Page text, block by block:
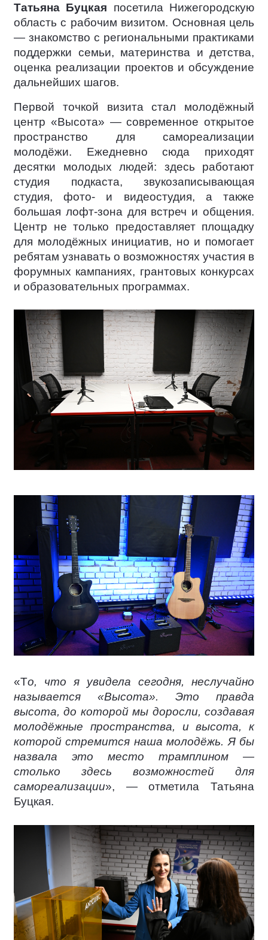
Татьяна Буцкая посетила Нижегородскую
область с рабочим визитом. Основная цель
— знакомство с региональными практиками
поддержки семьи, материнства и детства,
оценка реализации проектов и обсуждение
дальнейших шагов.
Первой точкой визита стал молодёжный
центр «Высота» — современное открытое
пространство для самореализации
молодёжи. Ежедневно сюда приходят
десятки молодых людей: здесь работают
студия подкаста, звукозаписывающая
студия, фото- и видеостудия, а также
большая лофт-зона для встреч и общения.
Центр не только предоставляет площадку
для молодёжных инициатив, но и помогает
ребятам узнавать о возможностях участия в
форумных кампаниях, грантовых конкурсах
и образовательных программах.
«То, что я увидела сегодня, неслучайно
называется «Высота». Это правда
высота, до которой мы доросли, создавая
молодёжные пространства, и высота, к
которой стремится наша молодёжь. Я бы
назвала это место трамплином —
столько здесь возможностей для
самореализации», — отметила Татьяна
Буцкая.